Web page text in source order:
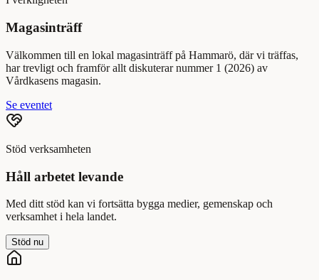
Magasinträff
Välkommen till en lokal magasinträff på Hammarö, där vi träffas,
har trevligt och framför allt diskuterar nummer 1 (2026) av
Vårdkasens magasin.
Se eventet
Stöd verksamheten
Håll arbetet levande
Med ditt stöd kan vi fortsätta bygga medier, gemenskap och
verksamhet i hela landet.
Stöd nu